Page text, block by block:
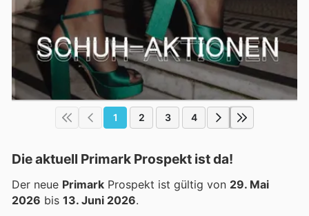
1 2 3 4
Die aktuell Primark Prospekt ist da!
Der neue Primark Prospekt ist gültig von 29. Mai
2026 bis 13. Juni 2026.